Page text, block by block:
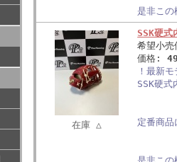
是非こ
在庫 △
SSK硬
希望小
価格:
！最新
SSK硬式
定番商